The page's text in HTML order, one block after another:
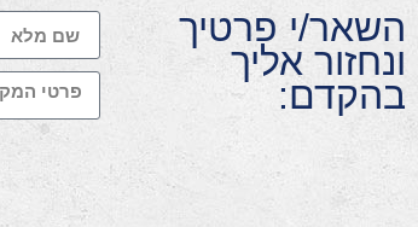
השאר/י פרטיך
ונחזור אליך
בהקדם: